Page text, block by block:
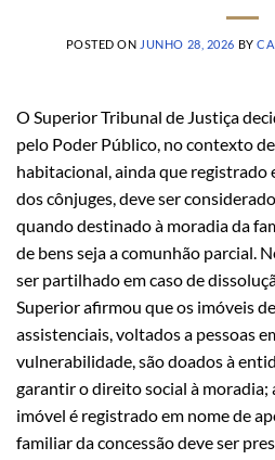
POSTED ON JUNHO 28, 2026 BY
O Superior Tribunal de Justiça
pelo Poder Público, no contexto
habitacional, ainda que registrado
dos cônjuges, deve ser
quando destinado à moradia da
de bens seja a comunhão parcial.
ser partilhado em caso de
Superior afirmou que os imóveis
assistenciais, voltados a pessoas
vulnerabilidade, são doados à
garantir o direito social à moradia;
imóvel é registrado em nome de
familiar da concessão deve ser